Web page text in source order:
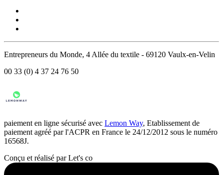
Entrepreneurs du Monde, 4 Allée du textile - 69120 Vaulx-en-Velin
00 33 (0) 4 37 24 76 50
paiement en ligne sécurisé avec Lemon Way, Etablissement de
paiement agréé par l'ACPR en France le 24/12/2012 sous le numéro
16568J.
Conçu et réalisé par Let's co